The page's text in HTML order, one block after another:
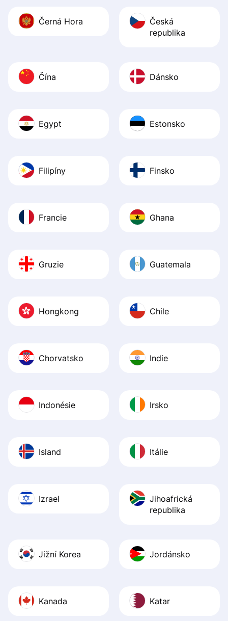
Černá Hora
Česká
republika
Čína Dánsko
Egypt Estonsko
Filipíny Finsko
Francie Ghana
Gruzie Guatemala
Hongkong Chile
Chorvatsko Indie
Indonésie Irsko
Island Itálie
Izrael
Jihoafrická
republika
Jižní Korea Jordánsko
Kanada Katar